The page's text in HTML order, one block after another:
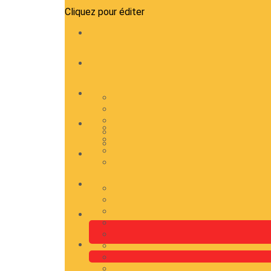
Cliquez pour éditer